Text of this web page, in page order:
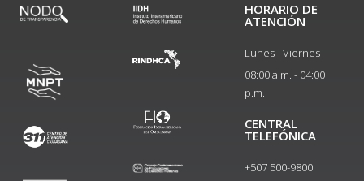
HORARIO DE
ATENCIÓN
Lunes - Viernes
08:00 a.m. - 04:00
p.m.
CENTRAL
TELEFÓNICA
+507 500-9800